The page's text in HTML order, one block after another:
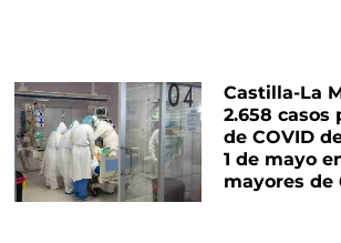
Castilla-La
2.658 casos
de COVID
1 de mayo
mayores de